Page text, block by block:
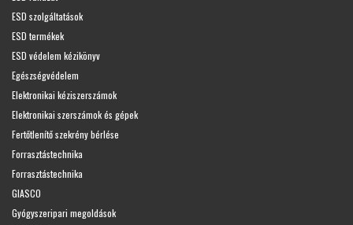
ESD szolgáltatások
ESD termékek
ESD védelem kézikönyv
Egészségvédelem
Elektronikai kéziszerszámok
Elektronikai szerszámok és gépek
Fertőtlenítő szekrény bérlése
Forrasztástechnika
Forrasztástechnika
GIASCO
Gyógyszeripari megoldások